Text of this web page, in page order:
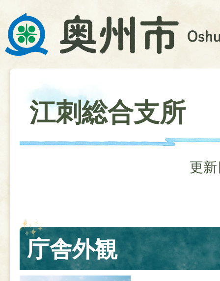
江刺総合支所
更
庁舎外観